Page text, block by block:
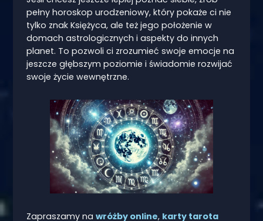
pełny horoskop urodzeniowy, który pokaże ci nie
tylko znak Księżyca, ale też jego położenie w
domach astrologicznych i aspekty do innych
planet. To pozwoli ci zrozumieć swoje emocje na
jeszcze głębszym poziomie i świadomie rozwijać
swoje życie wewnętrzne.
Zapraszamy na wróżby online, karty tarota